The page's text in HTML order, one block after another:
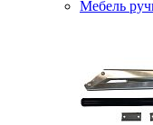
Мебель